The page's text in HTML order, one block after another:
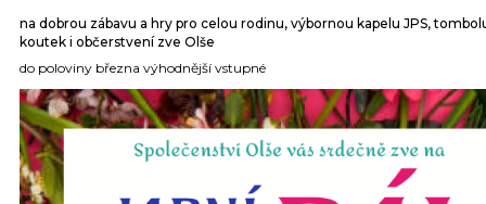
na dobrou zábavu a hry pro celou rodinu, výbornou kapelu JPS,
koutek i občerstvení zve Olše
do poloviny března výhodnější vstupné